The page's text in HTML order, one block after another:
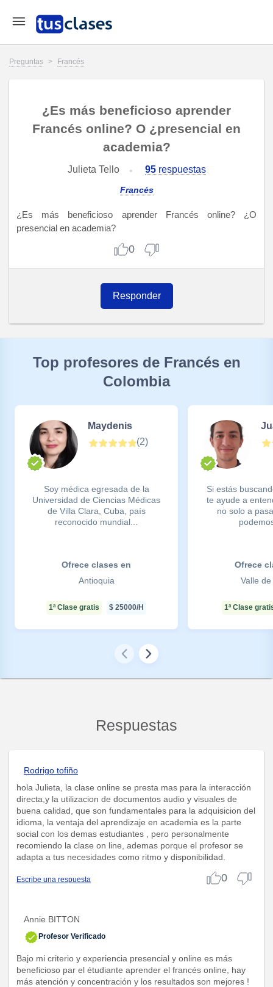
Preguntas > Francés
¿Es más beneficioso aprender
Francés online? O ¿presencial en
academia?
Julieta Tello 95respuestas
Francés
¿Es más beneficioso aprender Francés online? ¿O
presencial en academia?
0
Responder
Top profesores de Francés en
Colombia
Maydenis
(2)
Soy médica egresada de la
Universidad de Ciencias Médicas
de Villa Clara, Cuba, país
reconocido mundial...
Ofrece clases en
Antioquia
1ª Clase gratis $ 25000/H
Si estás
te ayude a
no solo a
Ofrece
Valle
1ª Clase
Respuestas
Rodrigo tofiño
hola Julieta, la clase online se presta mas para la interacción
directa,y la utilizacion de documentos audio y visuales de
buena calidad, que son fundamentales para la adquisicion del
idioma, la ventaja del aprendizaje en academia es la parte
social con los demas estudiantes , pero personalmente
recomiendo la clase on line, ademas porque el profesor se
adapta a tus necesidades como ritmo y disponibilidad.
Escribe una respuesta 0
Annie BITTON
Profesor Verificado
Bajo mi criterio y experiencia presencial y online es más
beneficioso par el étudiante aprender el francés online, hay
más atención y concentración y los resultados son mejores !